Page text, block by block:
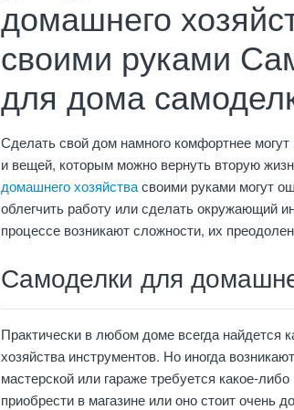
домашнего
своими руками
для дома
Сделать свой дом намного комфортнее
и вещей, которым можно вернуть вторую
домашнего хозяйствасвоими руками могут
облегчить работу или сделать окружающий
процессе возникают сложности, их
Самоделки для
Практически в любом доме всегда найдется
хозяйства инструментов. Но иногда
мастерской или гараже требуется какое-
приобрести в магазине или оно стоит очень